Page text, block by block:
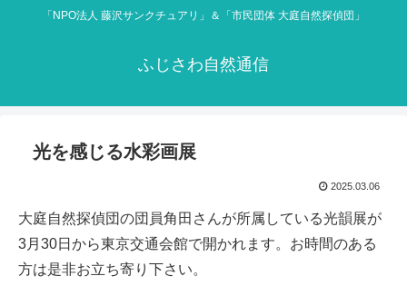
「NPO法人 藤沢サンクチュアリ」＆「市民団体 大庭自然探偵団」
ふじさわ自然通信
光を感じる水彩画展
2025.03.06
大庭自然探偵団の団員角田さんが所属している光韻展が
3月30日から東京交通会館で開かれます。お時間のある
方は是非お立ち寄り下さい。